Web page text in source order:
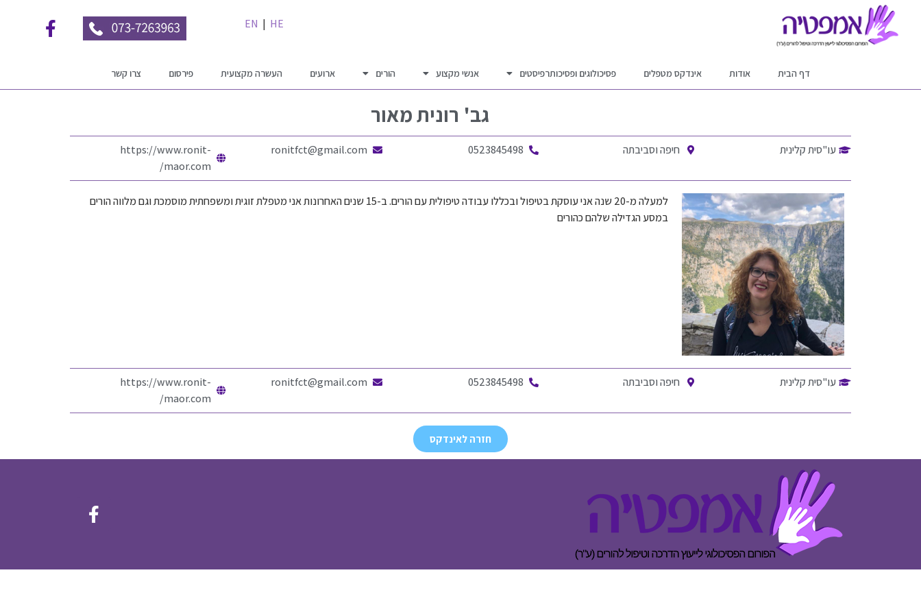
EN | HE
דף הבית אודות אינדקס מטפלים פסיכולוגים ופסיכותרפיסטים אנשי מקצוע הורים ארועים העשרה מקצועית פירסום צרו קשר
גב' רונית מאור
עו"סית קלינית חיפה וסביבתה 0523845498
ronitfct@gmail.com
https://www.ronit-
maor.com/
למעלה מ-20 שנה אני עוסקת בטיפול ובכללו עבודה טיפולית עם הורים. ב-15 שנים האחרונות אני מטפלת זוגית ומשפחתית מוסמכת וגם מלווה הורים
במסע הגדילה שלהם כהורים
עו"סית קלינית חיפה וסביבתה 0523845498
ronitfct@gmail.com
https://www.ronit-
maor.com/
חזרה לאינדקס